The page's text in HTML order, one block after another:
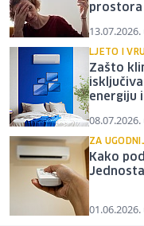
prostora
LJETO I
Zašto
energiju
ZA
Kako